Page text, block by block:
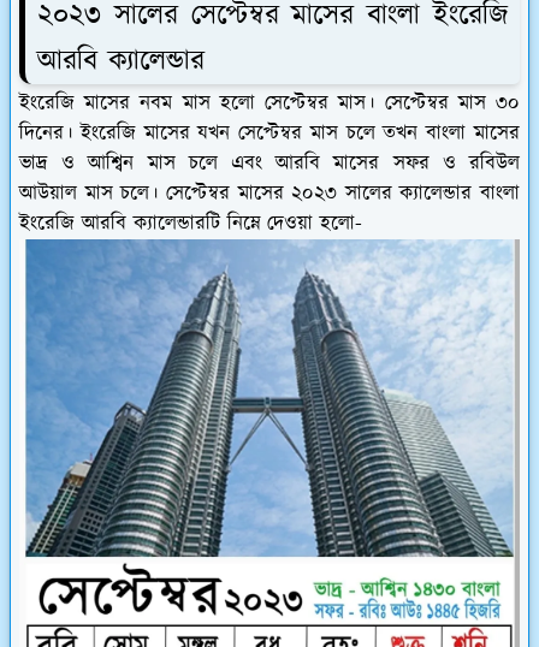
২০২৩ সালের সেপ্টেম্বর মাসের বাংলা ইংরেজি
আরবি ক্যালেন্ডার
ইংরেজি মাসের নবম মাস হলো সেপ্টেম্বর মাস। সেপ্টেম্বর মাস ৩০
দিনের। ইংরেজি মাসের যখন সেপ্টেম্বর মাস চলে তখন বাংলা মাসের
ভাদ্র ও আশ্বিন মাস চলে এবং আরবি মাসের সফর ও রবিউল
আউয়াল মাস চলে। সেপ্টেম্বর মাসের ২০২৩ সালের ক্যালেন্ডার বাংলা
ইংরেজি আরবি ক্যালেন্ডারটি নিম্নে দেওয়া হলো-